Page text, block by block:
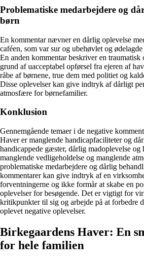
Problematiske medarbejdere og
børn
En kommentar nævner en dårlig oplevelse
caféen, som var sur og ubehøvlet og
En anden kommentar beskriver en traumatisk
grund af uacceptabel opførsel fra ejeren af
råbe af børnene, true dem med politiet og
Disse oplevelser kan give indtryk af dårligt
atmosfære for børnefamilier.
Konklusion
Gennemgående temaer i de negative
Haver er manglende handicapfaciliteter og
handicappede gæster, dårlig madoplevelse og
manglende vedligeholdelse og manglende
problematiske medarbejdere og dårlig
kommentarer kan give indtryk af en
forventningerne og ikke formår at skabe en
oplevelser for besøgende. Det er vigtigt for
kritikpunkter til sig og arbejde på at forbedre
oplevet negative oplevelser.
Birkegaardens Haver: En
for hele familien